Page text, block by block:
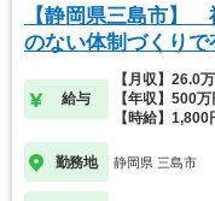
【静岡県三島市】
のない体制づくりで
給与
【月収】26.0
【年収】500
【時給】
勤務地 静岡県 三島市